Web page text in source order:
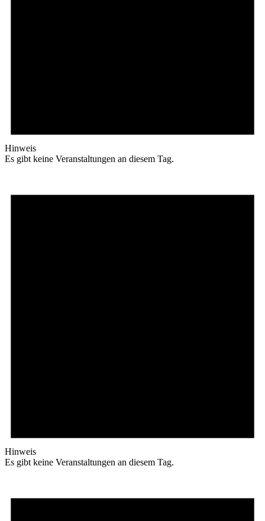
Hinweis
Es gibt keine Veranstaltungen an diesem Tag.
Hinweis
Es gibt keine Veranstaltungen an diesem Tag.